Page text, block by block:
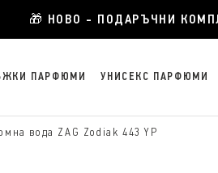
🎁 НОВО - ПОДАРЪЧНИ
ПАРФЮМИ УНИСЕКС ПАРФЮМИ
вода ZAG Zodiak 443 YP